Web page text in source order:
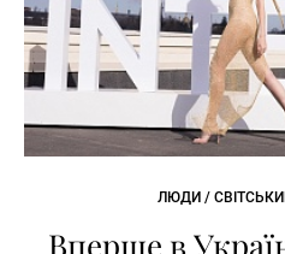
ЛЮДИ /
Вперше в